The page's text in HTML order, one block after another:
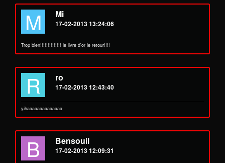
M Mi
17-02-2013 13:24:06
Trop bien!!!!!!!!!!!!!! le livre d'or le retour!!!!
R ro
17-02-2013 12:43:40
yihaaaaaaaaaaaaaa
B Bensouil
17-02-2013 12:09:31